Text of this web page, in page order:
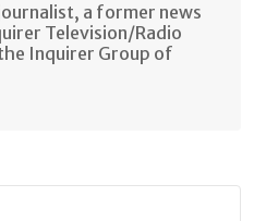
a former news
Television/Radio
Inquirer Group of